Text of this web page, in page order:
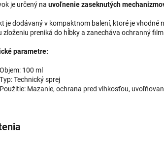
je určený na uvoľnenie zaseknutých
je dodávaný v kompaktnom balení, ktoré je
zloženiu preniká do hĺbky a zanecháva ochranný
parametre:
Objem: 100 ml
Typ: Technický sprej
Použitie: Mazanie, ochrana pred vlhkosťou,